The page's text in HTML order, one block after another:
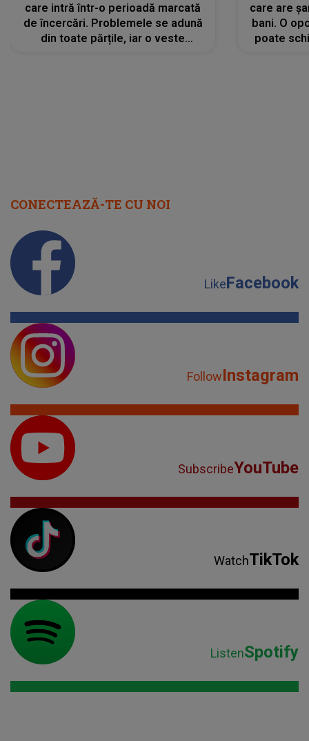
care intră într-o perioadă marcată
de încercări. Problemele se adună
din toate părțile, iar o veste
care are
bani. O
poate
CONECTEAZĂ-TE CU NOI
LikeFacebook
FollowInstagram
SubscribeYouTube
WatchTikTok
ListenSpotify